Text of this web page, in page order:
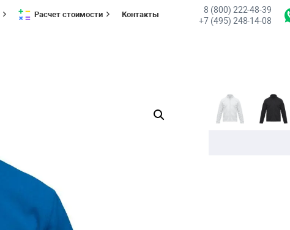
Расчет стоимости Контакты
8 (800) 222-48-39
+7 (495) 248-14-08